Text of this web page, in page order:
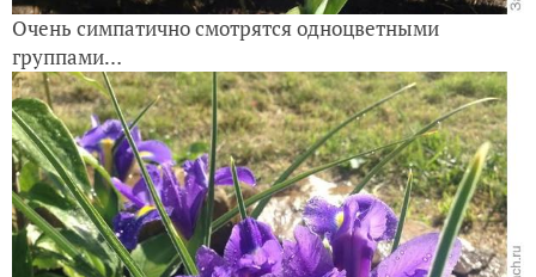
Очень симпатично смотрятся одноцветными
группами…